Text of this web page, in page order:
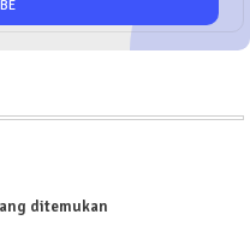
ditemukan